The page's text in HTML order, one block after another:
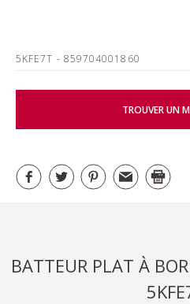
5KFE7T - 859704001860
TROUVER UN
BATTEUR PLAT À